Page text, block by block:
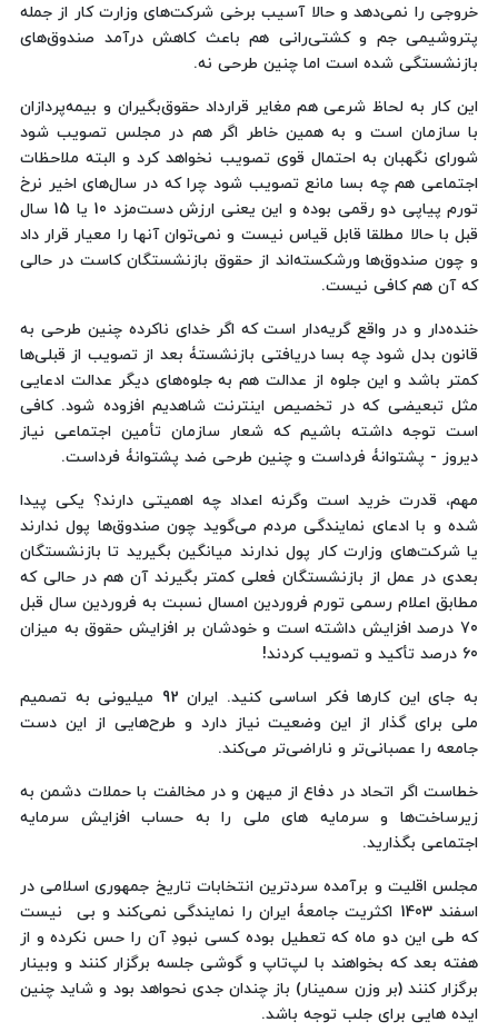
خروجی را نمی‌دهد و حالا آسیب برخی شرکت‌های وزارت کار از جمله
پتروشیمی جم و کشتی‌رانی هم باعث کاهش درآمد صندوق‌های
بازنشستگی شده است اما چنین طرحی نه.
این کار به لحاظ شرعی هم مغایر قرارداد حقوق‌بگیران و بیمه‌پردازان
با سازمان است و به همین خاطر اگر هم در مجلس تصویب شود
شورای نگهبان به احتمال قوی تصویب نخواهد کرد و البته ملاحظات
اجتماعی هم چه بسا مانع تصویب شود چرا که در سال‌های اخیر نرخ
تورم پیاپی دو رقمی بوده و این یعنی ارزش دست‌مزد 10 یا 15 سال
قبل با حالا مطلقا قابل قیاس نیست و نمی‌توان آنها را معیار قرار داد
و چون صندوق‌ها ورشکسته‌اند از حقوق بازنشستگان کاست در حالی
که آن هم کافی نیست.
خنده‌دار و در واقع گریه‌دار است که اگر خدای ناکرده چنین طرحی به
قانون بدل شود چه بسا دریافتی بازنشستۀ بعد از تصویب از قبلی‌ها
کمتر باشد و این جلوه از عدالت هم به جلوه‌های دیگر عدالت ادعایی
مثل تبعیضی که در تخصیص اینترنت شاهدیم افزوده شود. کافی
است توجه داشته باشیم که شعار سازمان تأمین اجتماعی نیاز
دیروز - پشتوانۀ فرداست و چنین طرحی ضد پشتوانۀ فرداست.
مهم، قدرت خرید است وگرنه اعداد چه اهمیتی دارند؟ یکی پیدا
شده و با ادعای نمایندگی مردم می‌گوید چون صندوق‌ها پول ندارند
یا شرکت‌های وزارت کار پول ندارند میانگین بگیرید تا بازنشستگان
بعدی در عمل از بازنشستگان فعلی کمتر بگیرند آن هم در حالی که
مطابق اعلام رسمی تورم فروردین امسال نسبت به فروردین سال قبل
70 درصد افزایش داشته است و خودشان بر افزایش حقوق به میزان
60 درصد تأکید و تصویب کردند!
به جای این کارها فکر اساسی کنید. ایران 92 میلیونی به تصمیم
ملی برای گذار از این وضعیت نیاز دارد و طرح‌هایی از این دست
جامعه را عصبانی‌تر و ناراضی‌تر می‌کند.
خطاست اگر اتحاد در دفاع از میهن و در مخالفت با حملات دشمن به
زیرساخت‌ها و سرمایه های ملی را به حساب افزایش سرمایه
اجتماعی بگذارید.
مجلس اقلیت و برآمده سردترین انتخابات تاریخ جمهوری اسلامی در
اسفند 1403 اکثریت جامعۀ ایران را نمایندگی نمی‌کند و بی ‌ نیست
که طی این دو ماه که تعطیل بوده کسی نبودِ آن را حس نکرده و از
هفته بعد که بخواهند با لپ‌تاپ و گوشی جلسه برگزار کنند و وبینار
برگزار کنند (بر وزن سمینار) باز چندان جدی نحواهد بود و شاید چنین
ایده هایی برای جلب توجه باشد.